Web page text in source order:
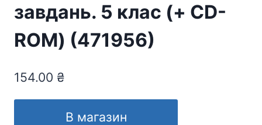
завдань. 5 клас (+ CD-
ROM) (471956)
154.00 ₴
В магазин